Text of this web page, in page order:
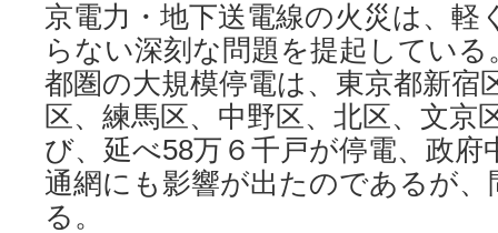
京電力・地下送電線の火災は、軽
らない深刻な問題を提起してい
都圏の大規模停電は、東京都新宿
区、練馬区、中野区、北区、文京
び、延べ58万６千戸が停電、政府
通網にも影響が出たのであるが
る。